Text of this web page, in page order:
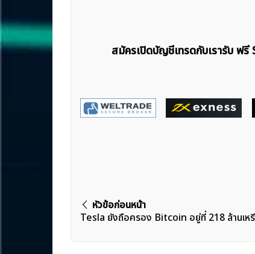
สมัครเปิดบัญชีเทรดกับเรารับ ฟ
แนะแนว
เรื่อง
หัวข้อก่อนหน้า
Tesla ยังถือครอง Bitcoin อยู่ที่ 218 ล้านเห